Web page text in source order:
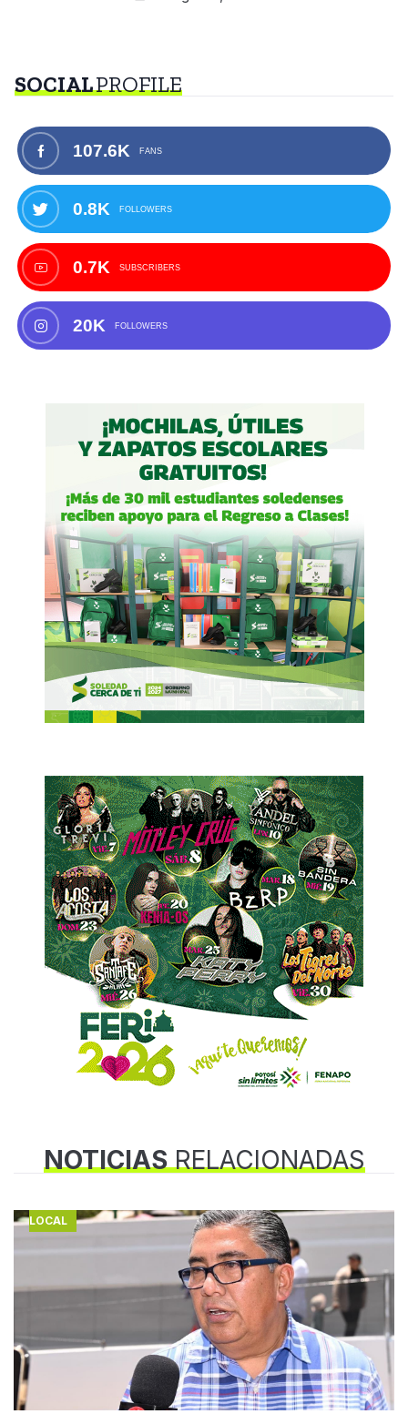
SOCIALPROFILE
107.6K FANS
0.8K FOLLOWERS
0.7K SUBSCRIBERS
20K FOLLOWERS
NOTICIASRELACIONADAS
LOCAL